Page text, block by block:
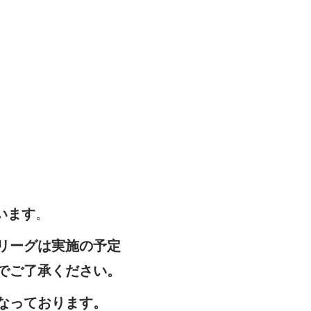
ます。
ーグは実施の予定
了承ください。
ております。